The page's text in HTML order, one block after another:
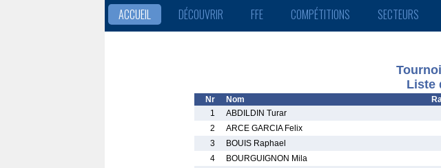
ACCUEIL DÉCOUVRIR FFE COMPÉTITIONS SECTEURS
Liste
Nr Nom
1
ABDILDIN Turar
2
ARCE GARCIA Felix
3
BOUIS Raphael
4
BOURGUIGNON Mila